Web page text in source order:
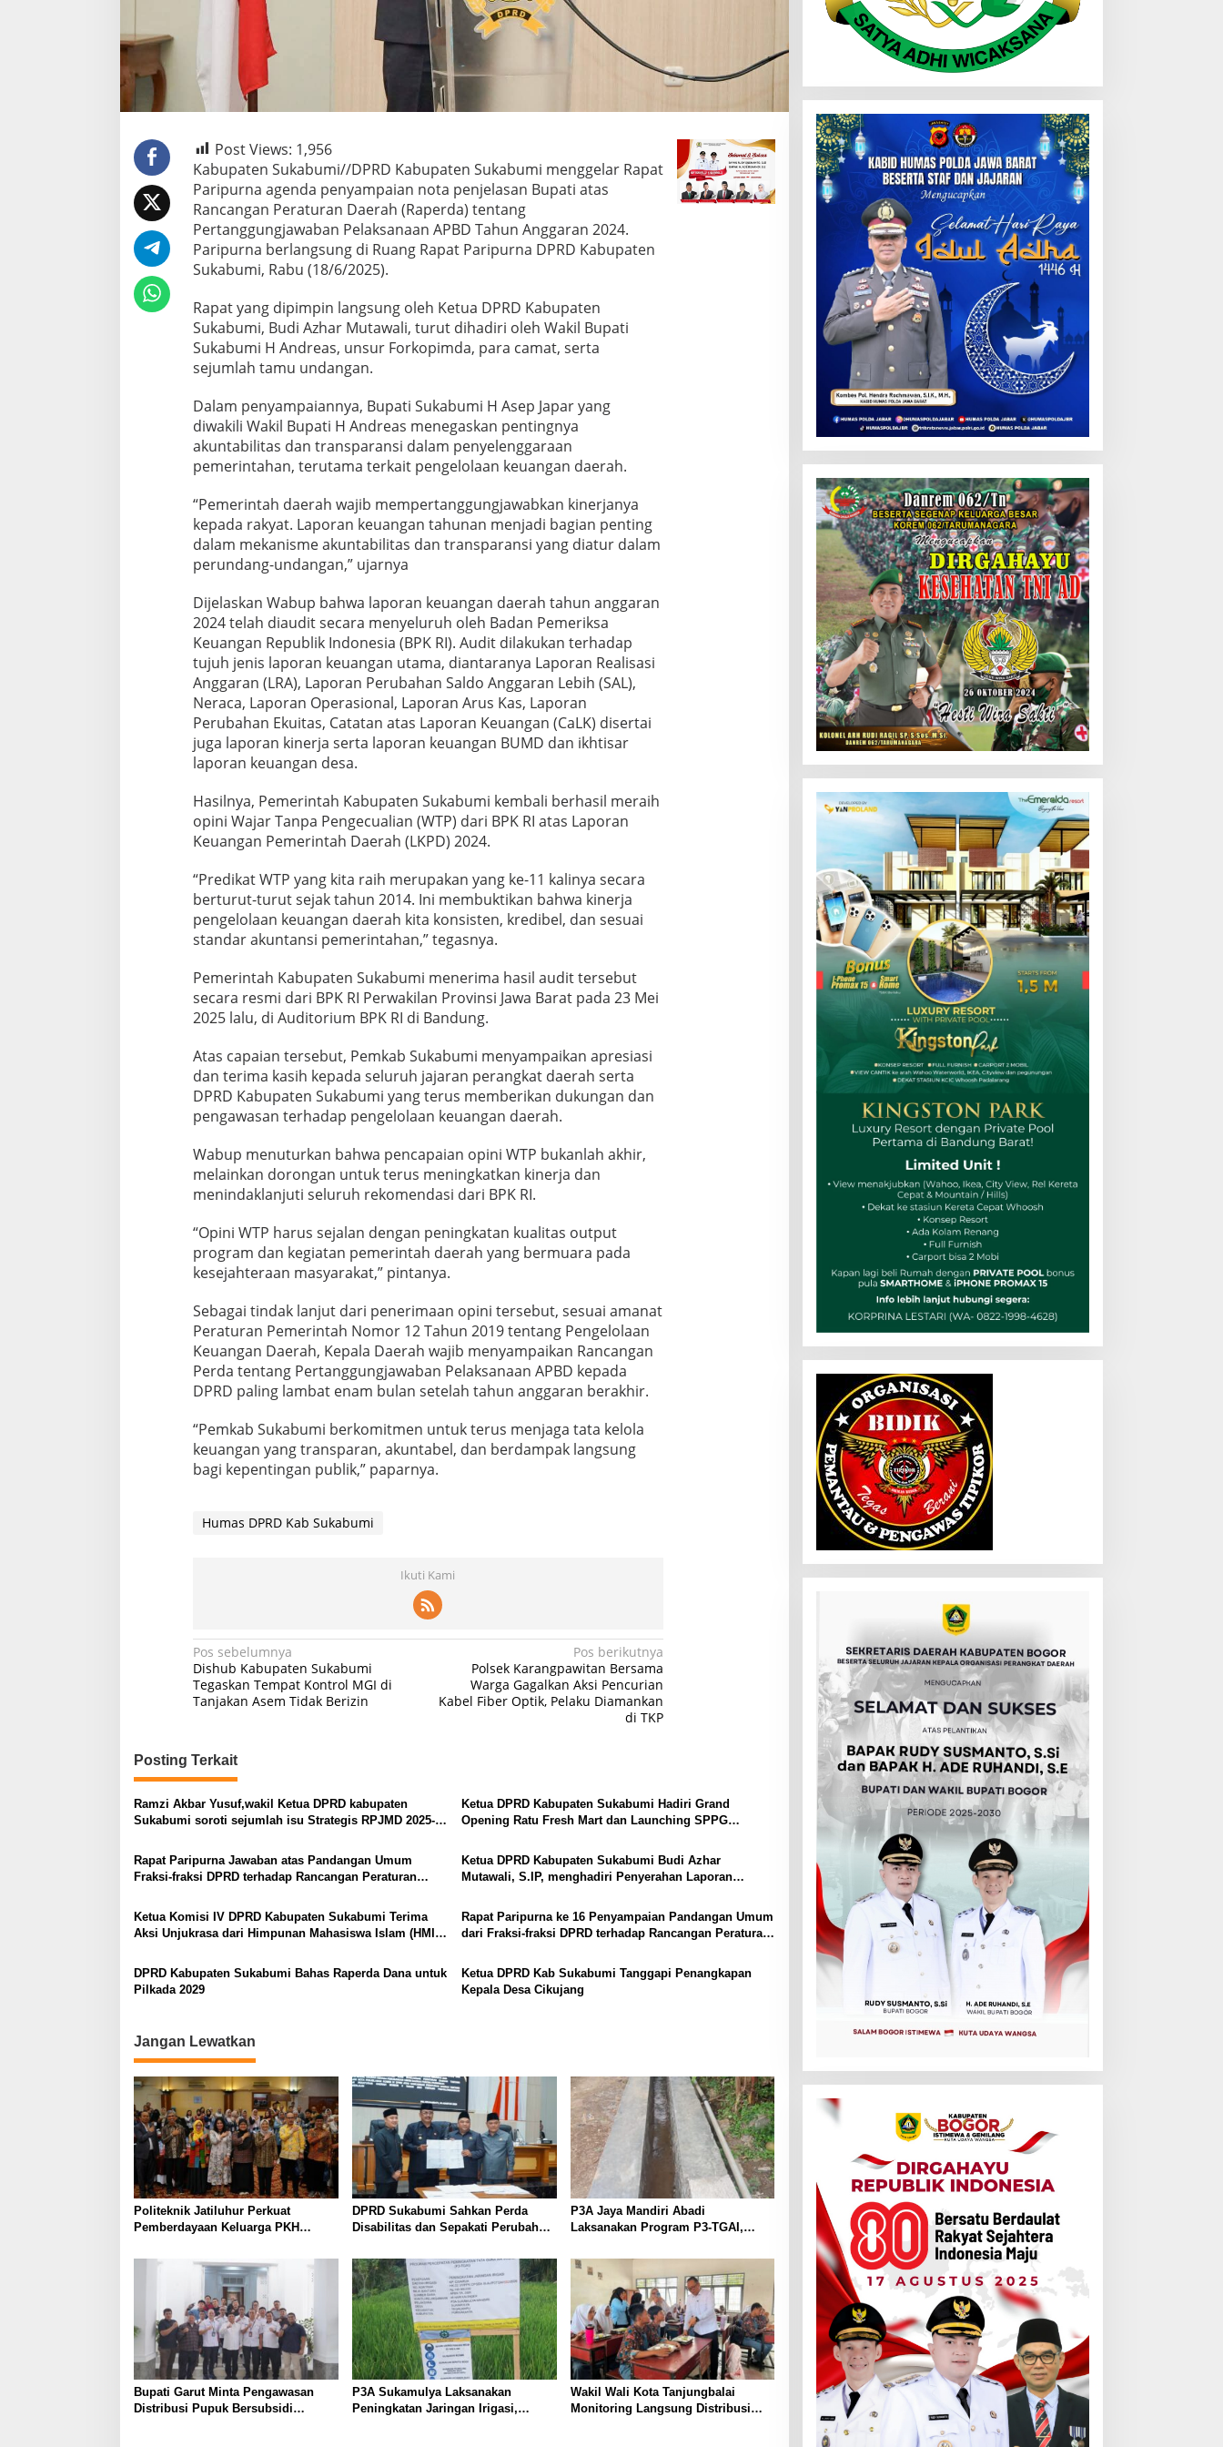
Post Views: 1,956
Kabupaten Sukabumi//DPRD Kabupaten Sukabumi menggelar Rapat
Paripurna agenda penyampaian nota penjelasan Bupati atas
Rancangan Peraturan Daerah (Raperda) tentang
Pertanggungjawaban Pelaksanaan APBD Tahun Anggaran 2024.
Paripurna berlangsung di Ruang Rapat Paripurna DPRD Kabupaten
Sukabumi, Rabu (18/6/2025).
Rapat yang dipimpin langsung oleh Ketua DPRD Kabupaten
Sukabumi, Budi Azhar Mutawali, turut dihadiri oleh Wakil Bupati
Sukabumi H Andreas, unsur Forkopimda, para camat, serta
sejumlah tamu undangan.
Dalam penyampaiannya, Bupati Sukabumi H Asep Japar yang
diwakili Wakil Bupati H Andreas menegaskan pentingnya
akuntabilitas dan transparansi dalam penyelenggaraan
pemerintahan, terutama terkait pengelolaan keuangan daerah.
“Pemerintah daerah wajib mempertanggungjawabkan kinerjanya
kepada rakyat. Laporan keuangan tahunan menjadi bagian penting
dalam mekanisme akuntabilitas dan transparansi yang diatur dalam
perundang-undangan,” ujarnya
Dijelaskan Wabup bahwa laporan keuangan daerah tahun anggaran
2024 telah diaudit secara menyeluruh oleh Badan Pemeriksa
Keuangan Republik Indonesia (BPK RI). Audit dilakukan terhadap
tujuh jenis laporan keuangan utama, diantaranya Laporan Realisasi
Anggaran (LRA), Laporan Perubahan Saldo Anggaran Lebih (SAL),
Neraca, Laporan Operasional, Laporan Arus Kas, Laporan
Perubahan Ekuitas, Catatan atas Laporan Keuangan (CaLK) disertai
juga laporan kinerja serta laporan keuangan BUMD dan ikhtisar
laporan keuangan desa.
Hasilnya, Pemerintah Kabupaten Sukabumi kembali berhasil meraih
opini Wajar Tanpa Pengecualian (WTP) dari BPK RI atas Laporan
Keuangan Pemerintah Daerah (LKPD) 2024.
“Predikat WTP yang kita raih merupakan yang ke-11 kalinya secara
berturut-turut sejak tahun 2014. Ini membuktikan bahwa kinerja
pengelolaan keuangan daerah kita konsisten, kredibel, dan sesuai
standar akuntansi pemerintahan,” tegasnya.
Pemerintah Kabupaten Sukabumi menerima hasil audit tersebut
secara resmi dari BPK RI Perwakilan Provinsi Jawa Barat pada 23 Mei
2025 lalu, di Auditorium BPK RI di Bandung.
Atas capaian tersebut, Pemkab Sukabumi menyampaikan apresiasi
dan terima kasih kepada seluruh jajaran perangkat daerah serta
DPRD Kabupaten Sukabumi yang terus memberikan dukungan dan
pengawasan terhadap pengelolaan keuangan daerah.
Wabup menuturkan bahwa pencapaian opini WTP bukanlah akhir,
melainkan dorongan untuk terus meningkatkan kinerja dan
menindaklanjuti seluruh rekomendasi dari BPK RI.
“Opini WTP harus sejalan dengan peningkatan kualitas output
program dan kegiatan pemerintah daerah yang bermuara pada
kesejahteraan masyarakat,” pintanya.
Sebagai tindak lanjut dari penerimaan opini tersebut, sesuai amanat
Peraturan Pemerintah Nomor 12 Tahun 2019 tentang Pengelolaan
Keuangan Daerah, Kepala Daerah wajib menyampaikan Rancangan
Perda tentang Pertanggungjawaban Pelaksanaan APBD kepada
DPRD paling lambat enam bulan setelah tahun anggaran berakhir.
“Pemkab Sukabumi berkomitmen untuk terus menjaga tata kelola
keuangan yang transparan, akuntabel, dan berdampak langsung
bagi kepentingan publik,” paparnya.
Humas DPRD Kab Sukabumi
Ikuti Kami
Navigasi
pos
Pos sebelumnya
Dishub Kabupaten Sukabumi
Tegaskan Tempat Kontrol MGI di
Tanjakan Asem Tidak Berizin
Pos berikutnya
Polsek Karangpawitan Bersama
Warga Gagalkan Aksi Pencurian
Kabel Fiber Optik, Pelaku Diamankan
di TKP
Posting Terkait
Ramzi Akbar Yusuf,wakil Ketua DPRD kabupaten
Sukabumi soroti sejumlah isu Strategis RPJMD 2025-
Ketua DPRD Kabupaten Sukabumi Hadiri Grand
Opening Ratu Fresh Mart dan Launching SPPG
Rapat Paripurna Jawaban atas Pandangan Umum
Fraksi-fraksi DPRD terhadap Rancangan Peraturan
Ketua DPRD Kabupaten Sukabumi Budi Azhar
Mutawali, S.IP, menghadiri Penyerahan Laporan
Ketua Komisi IV DPRD Kabupaten Sukabumi Terima
Aksi Unjukrasa dari Himpunan Mahasiswa Islam (HMI)
Rapat Paripurna ke 16 Penyampaian Pandangan Umum
dari Fraksi-fraksi DPRD terhadap Rancangan Peraturan
DPRD Kabupaten Sukabumi Bahas Raperda Dana untuk
Pilkada 2029
Ketua DPRD Kab Sukabumi Tanggapi Penangkapan
Kepala Desa Cikujang
Jangan Lewatkan
Politeknik Jatiluhur Perkuat
Pemberdayaan Keluarga PKH
DPRD Sukabumi Sahkan Perda
Disabilitas dan Sepakati Perubahan
P3A Jaya Mandiri Abadi
Laksanakan Program P3-TGAI,
Wanayasa
Bupati Garut Minta Pengawasan
Distribusi Pupuk Bersubsidi
P3A Sukamulya Laksanakan
Peningkatan Jaringan Irigasi,
Wakil Wali Kota Tanjungbalai
Monitoring Langsung Distribusi